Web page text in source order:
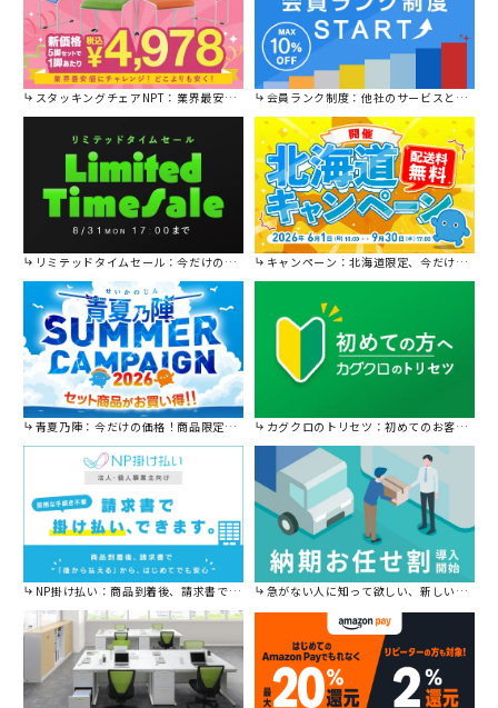
スタッキングチェアNPT：業界最安値に挑戦！ 会員ランク制度：他社のサービスと比較してください。
リミテッドタイムセール：今だけの限定セール。 キャンペーン：北海道限定、今だけ送料無料！
青夏乃陣：今だけの価格！商品限定セール開催中です。 カグクロのトリセツ：初めてのお客様はこちら。
NP掛け払い：商品到着後、請求書で後から払えます。 急がない人に知って欲しい、新しい割引を始めました。